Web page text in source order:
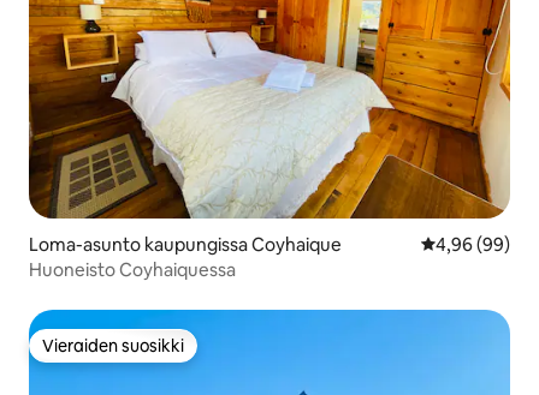
Loma-asunto kaupungissa Coyhaique
4,96 (99)
Huoneisto Coyhaiquessa
Vieraiden suosikki
Vieraiden suosikki